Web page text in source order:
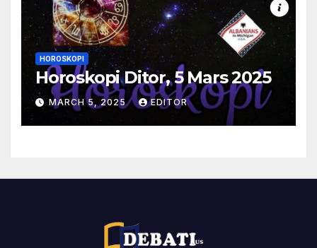
HOROSKOPI
Horoskopi Ditor, 5 Mars 2025
MARCH 5, 2025 EDITOR